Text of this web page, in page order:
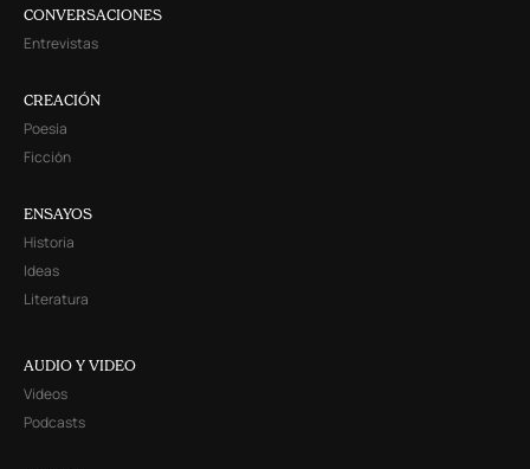
CONVERSACIONES
Entrevistas
CREACIÓN
Poesía
Ficción
ENSAYOS
Historia
Ideas
Literatura
AUDIO Y VIDEO
Videos
Podcasts